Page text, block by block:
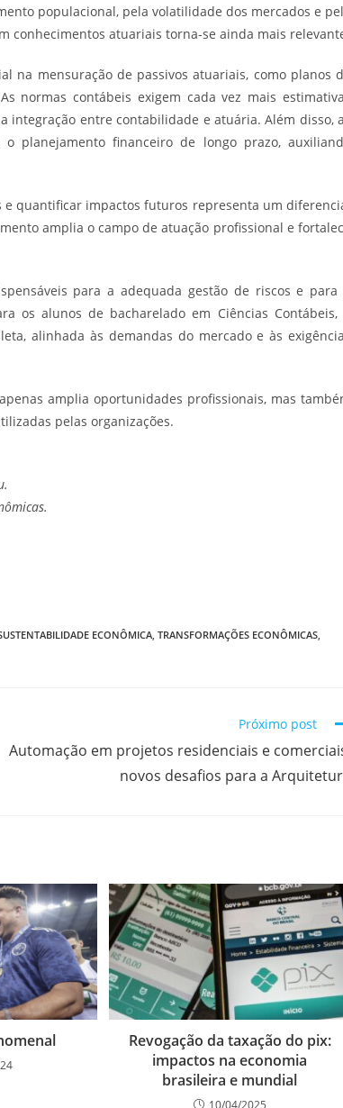
populacional, pela volatilidade dos mercados e
conhecimentos atuariais torna-se ainda mais
na mensuração de passivos atuariais, como planos
normas contábeis exigem cada vez mais
integração entre contabilidade e atuária. Além disso,
planejamento financeiro de longo prazo,
quantificar impactos futuros representa um
amplia o campo de atuação profissional e
para a adequada gestão de riscos e para
os alunos de bacharelado em Ciências Contábeis,
alinhada às demandas do mercado e às
amplia oportunidades profissionais, mas
pelas organizações.
ECONÔMICA TRANSFORMAÇÕES ECONÔMICAS
Próximo post
Automação em projetos residenciais e
novos desafios para a
Revogação da taxação do pix:
impactos na economia
brasileira e mundial